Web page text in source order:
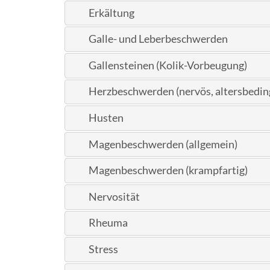
Erkältung
Galle- und Leberbeschwerden
Gallensteinen (Kolik-Vorbeugung)
Herzbeschwerden (nervös,
Husten
Magenbeschwerden (allgemein)
Magenbeschwerden (krampfartig)
Nervosität
Rheuma
Stress